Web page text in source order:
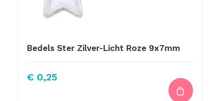
Bedels Ster Zilver-Licht Roze 9x7mm
€ 0,25